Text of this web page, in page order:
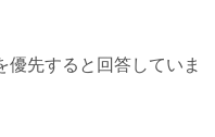
先すると回答していま